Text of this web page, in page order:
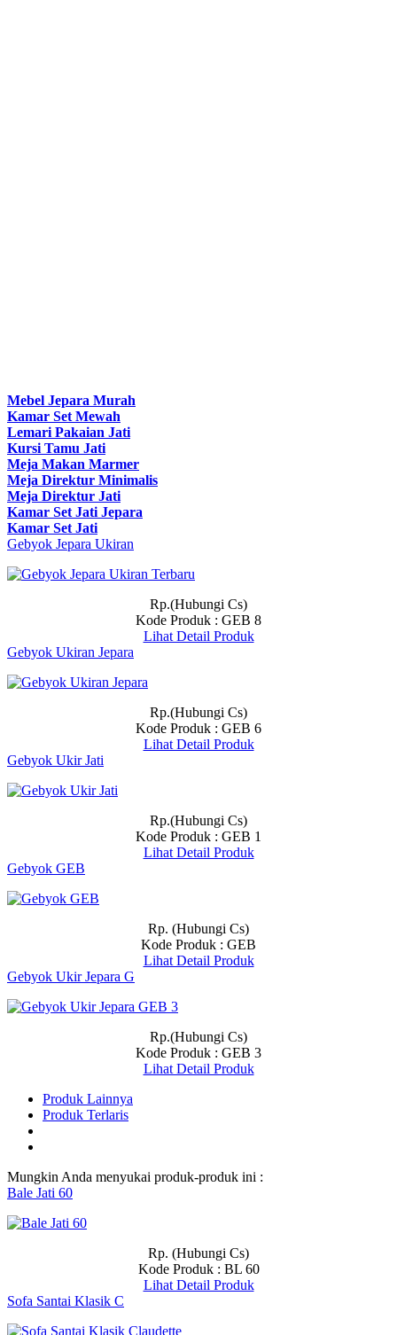
Mebel Jepara Murah
Kamar Set Mewah
Lemari Pakaian Jati
Kursi Tamu Jati
Meja Makan Marmer
Meja Direktur Minimalis
Meja Direktur Jati
Kamar Set Jati Jepara
Kamar Set Jati
Gebyok Jepara Ukiran
Rp.(Hubungi Cs)
Kode Produk : GEB 8
Lihat Detail Produk
Gebyok Ukiran Jepara
Rp.(Hubungi Cs)
Kode Produk : GEB 6
Lihat Detail Produk
Gebyok Ukir Jati
Rp.(Hubungi Cs)
Kode Produk : GEB 1
Lihat Detail Produk
Gebyok GEB
Rp. (Hubungi Cs)
Kode Produk : GEB
Lihat Detail Produk
Gebyok Ukir Jepara G
Rp.(Hubungi Cs)
Kode Produk : GEB 3
Lihat Detail Produk
Produk Lainnya
Produk Terlaris
Mungkin Anda menyukai produk-produk ini :
Bale Jati 60
Rp. (Hubungi Cs)
Kode Produk : BL 60
Lihat Detail Produk
Sofa Santai Klasik C